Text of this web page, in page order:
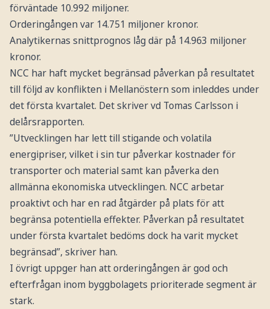
förväntade 10.992 miljoner.
Orderingången var 14.751 miljoner kronor.
Analytikernas snittprognos låg där på 14.963 miljoner
kronor.
NCC har haft mycket begränsad påverkan på resultatet
till följd av konflikten i Mellanöstern som inleddes under
det första kvartalet. Det skriver vd Tomas Carlsson i
delårsrapporten.
”Utvecklingen har lett till stigande och volatila
energipriser, vilket i sin tur påverkar kostnader för
transporter och material samt kan påverka den
allmänna ekonomiska utvecklingen. NCC arbetar
proaktivt och har en rad åtgärder på plats för att
begränsa potentiella effekter. Påverkan på resultatet
under första kvartalet bedöms dock ha varit mycket
begränsad”, skriver han.
I övrigt uppger han att orderingången är god och
efterfrågan inom byggbolagets prioriterade segment är
stark.